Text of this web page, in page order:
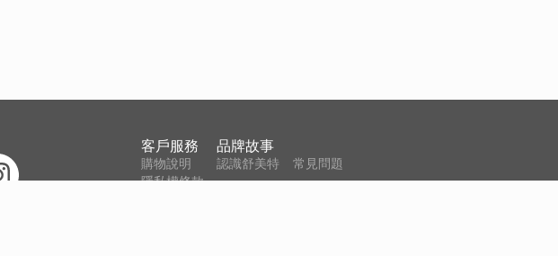
客戶服務
購物說明
隱私權條款
品牌故事
認識舒美特 常見問題